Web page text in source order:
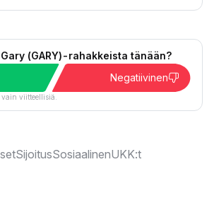
(GARY)-rahakkeista tänään?
Negatiivinen
viitteellisiä.
SijoitusSosiaalinenUKK:t